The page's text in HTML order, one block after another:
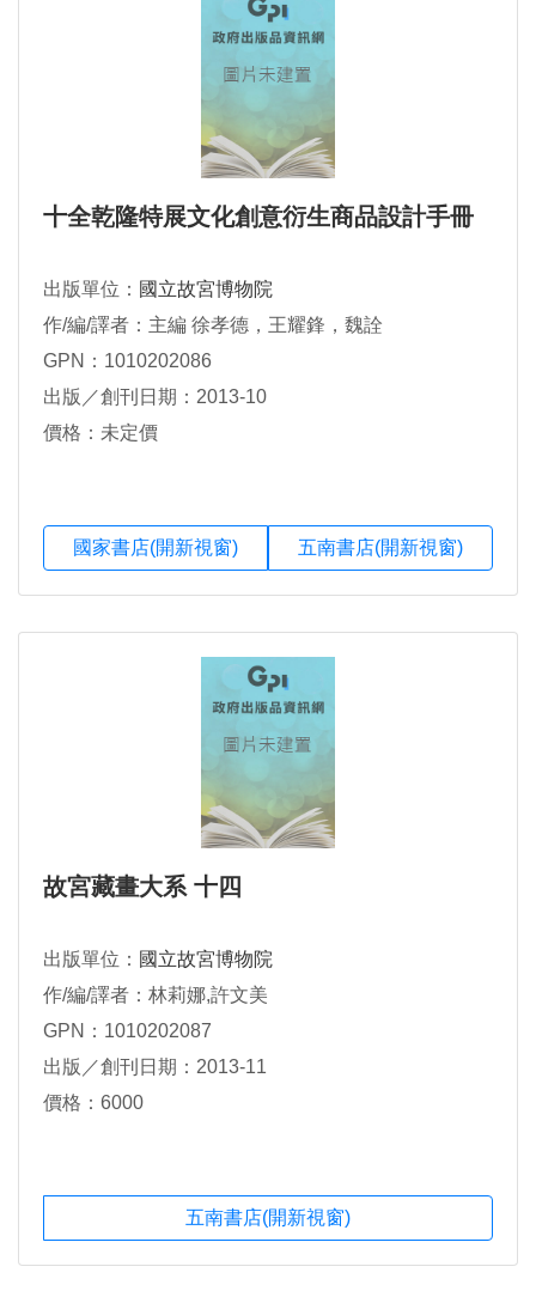
十全乾隆特展文化創意衍生商品設計手冊
出版單位： 國立故宮博物院
作/編/譯者：主編 徐孝德，王耀鋒，魏詮
GPN：1010202086
出版／創刊日期：2013-10
價格：未定價
國家書店(開新視窗) 五南書店(開新視窗)
故宮藏畫大系 十四
出版單位： 國立故宮博物院
作/編/譯者：林莉娜,許文美
GPN：1010202087
出版／創刊日期：2013-11
價格：6000
五南書店(開新視窗)